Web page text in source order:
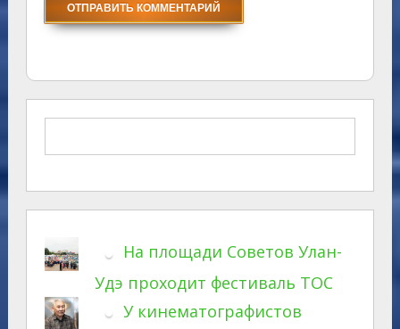
На площади Советов Улан-
Удэ проходит фестиваль ТОС
У кинематографистов